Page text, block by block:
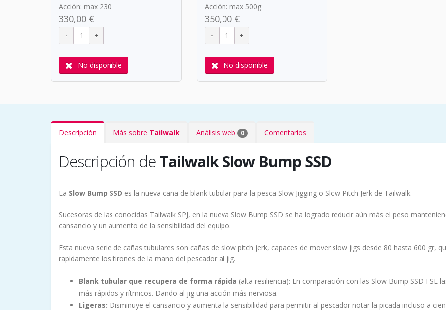
Acción: max 230
330,00 €
No disponible
Acción: max 500g
350,00 €
No disponible
Descripción Más sobre Tailwalk Análisis web 0 Comentarios
Descripción deTailwalk Slow Bump SSD
La Slow Bump SSD es la nueva caña de blank tubular para la pesca Slow Jigging o Slow Pitch Jerk de Tailwalk.
Sucesoras de las conocidas Tailwalk SPJ, en la nueva Slow Bump SSD se ha logrado reducir aún más el peso
cansancio y un aumento de la sensibilidad del equipo.
Esta nueva serie de cañas tubulares son cañas de slow pitch jerk, capaces de mover slow jigs desde 80 hasta 600 gr,
rapidamente los tirones de la mano del pescador al jig.
Blank tubular que recupera de forma rápida (alta resiliencia): En comparación con las Slow Bump SSD FSL
más rápidos y rítmicos. Dando al jig una acción más nerviosa.
Ligeras: Disminuye el cansancio y aumenta la sensibilidad para permitir al pescador notar la picada incluso a